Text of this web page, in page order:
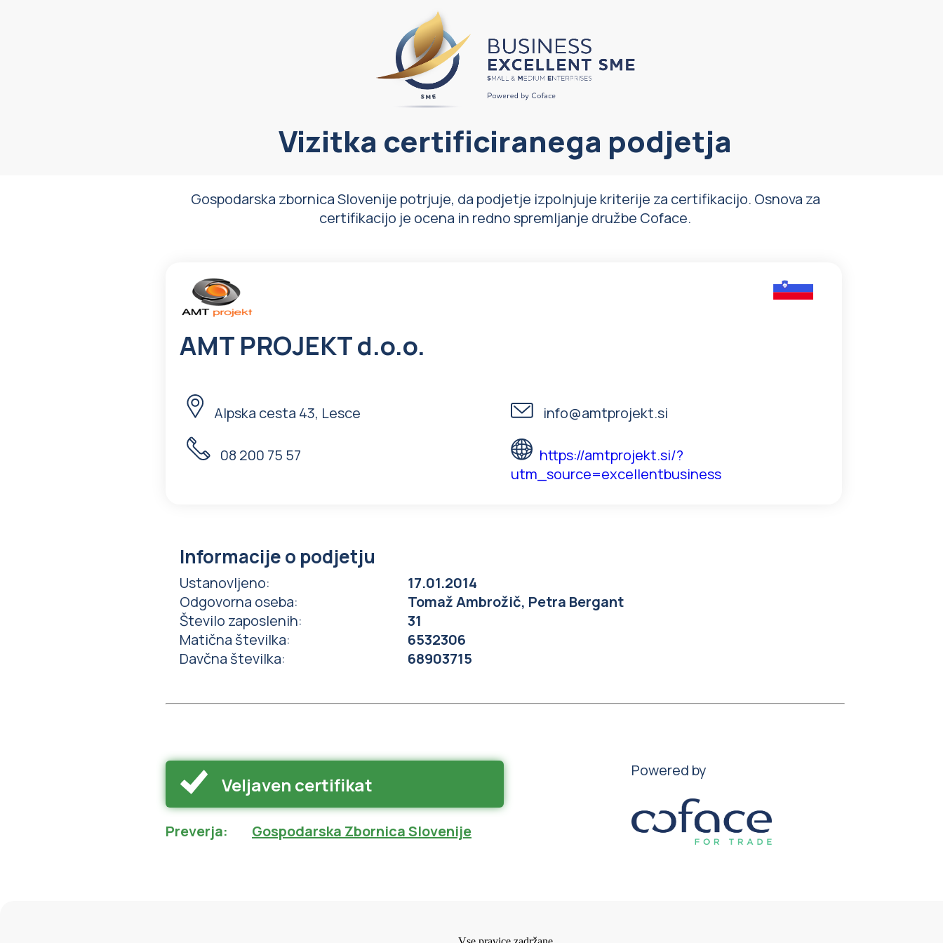
Vizitka certificiranega podjetja
Gospodarska zbornica Slovenije potrjuje, da podjetje izpolnjuje kriterije za certifikacijo. Osnova za
certifikacijo je ocena in redno spremljanje družbe Coface.
AMT PROJEKT d.o.o.
Alpska cesta 43, Lesce info@amtprojekt.si
08 200 75 57
https://amtprojekt.si/?
utm_source=excellentbusiness
Informacije o podjetju
Ustanovljeno:
17.01.2014
Odgovorna oseba:
Tomaž Ambrožič, Petra Bergant
Število zaposlenih:
31
Matična številka:
6532306
Davčna številka: 68903715
Veljaven certifikat
Powered by
Preverja: Gospodarska Zbornica Slovenije